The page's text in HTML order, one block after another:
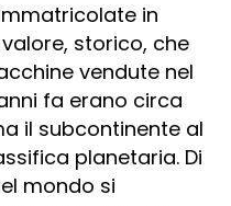
in
storico, che
vendute nel
fa erano circa
il subcontinente al
planetaria. Di
mondo si